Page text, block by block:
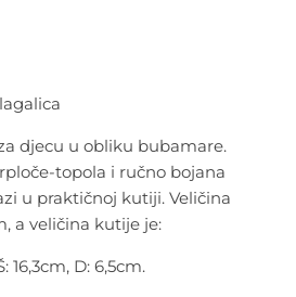
djecu u obliku bubamare.
topola i ručno bojana
u praktičnoj kutiji. Veličina
a veličina kutije je:
16,3cm, D: 6,5cm.